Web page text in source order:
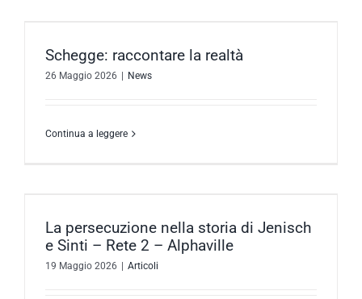
Schegge: raccontare la realtà
26 Maggio 2026 | News
Continua a leggere
La persecuzione nella storia di Jenisch
e Sinti – Rete 2 – Alphaville
19 Maggio 2026 | Articoli